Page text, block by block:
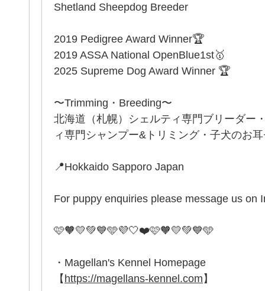
Shetland Sheepdog Breeder
2019 Pedigree Award Winner🏆
2019 ASSA National OpenBlue1st🥇
2025 Supreme Dog Award Winner 🏆
〜Trimming・Breeding〜
北海道（札幌）シェルティ専門ブリーダー
ィ専門シャンプー&トリミング・子犬のお
📍Hokkaido Sapporo Japan
For puppy enquiries please message us on
🩷🧡💛💚💙🩵💜🤍❤️🩷🧡💛💚💙🩵
・Magellan's Kennel Homepage
【https://magellans-kennel.com】